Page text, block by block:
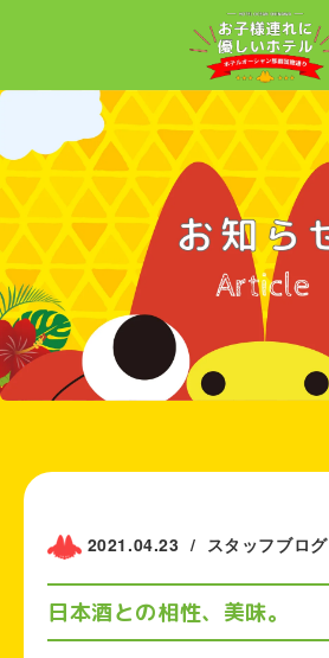
2021.04.23 / スタッフブログ
日本酒との相性、美味。